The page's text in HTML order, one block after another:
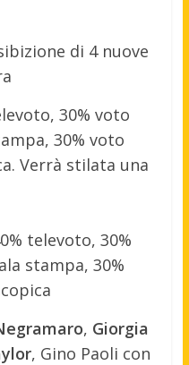
di 4 nuove
30% voto
30% voto
Verrà stilata una
televoto, 30%
stampa, 30%
, Giorgia
, Gino Paoli con